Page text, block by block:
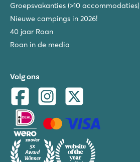
Groepsvakanties (>10 accommodaties)
Nieuwe campings in 2026!
40 jaar Roan
Roan in de media
Volg ons